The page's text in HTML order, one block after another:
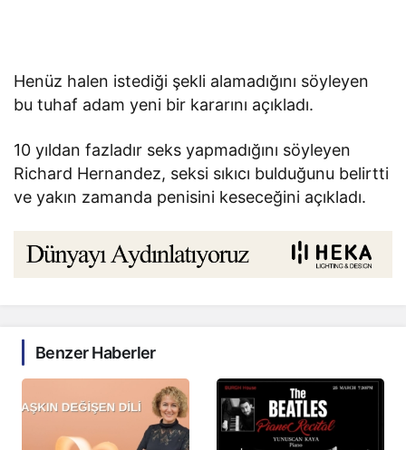
Henüz halen istediği şekli alamadığını söyleyen
bu tuhaf adam yeni bir kararını açıkladı.
10 yıldan fazladır seks yapmadığını söyleyen
Richard Hernandez, seksi sıkıcı bulduğunu belirtti
ve yakın zamanda penisini keseceğini açıkladı.
Benzer Haberler